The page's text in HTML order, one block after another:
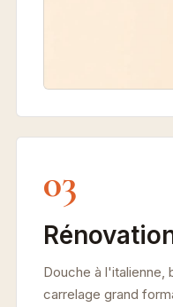
03
Douche à l'italienne,
carrelage grand